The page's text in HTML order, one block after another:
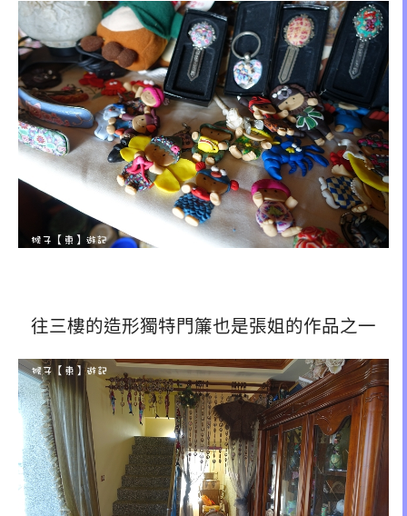
往三樓的造形獨特門簾也是張姐的作品之一